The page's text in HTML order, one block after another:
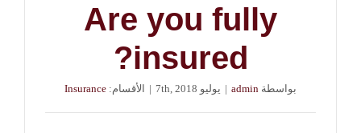
Are you fully
insured?
بواسطة admin
| يوليو 7th, 2018 | الأقسام: Insurance